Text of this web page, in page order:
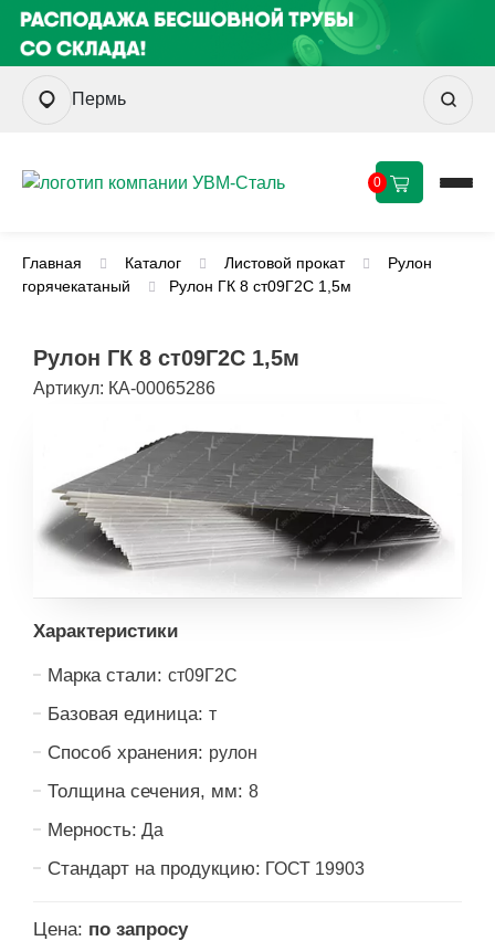
Пермь
0
Главная Каталог Листовой прокат
Рулон
горячекатаный
Рулон ГК 8 ст09Г2С 1,5м
Рулон ГК 8 ст09Г2С 1,5м
Артикул: КА-00065286
Характеристики
Марка стали: ст09Г2С
Базовая единица: т
Способ хранения: рулон
Толщина сечения, мм: 8
Мерность: Да
Стандарт на продукцию: ГОСТ 19903
Цена: по запросу